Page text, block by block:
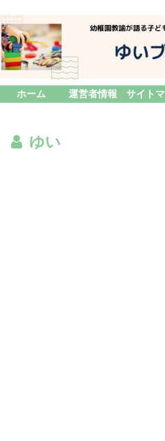
ホーム 運営者情報 サイト
ゆい